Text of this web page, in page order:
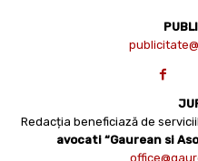
Redacția beneficiază de
avocati “Gaurean si